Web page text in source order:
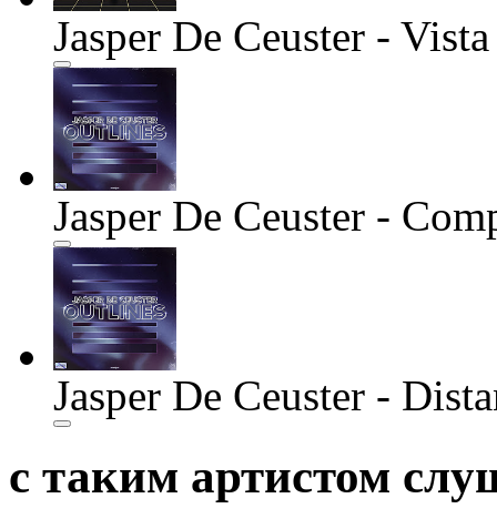
Jasper De Ceuster - Vista
Jasper De Ceuster -
Jasper De Ceuster -
с таким артистом